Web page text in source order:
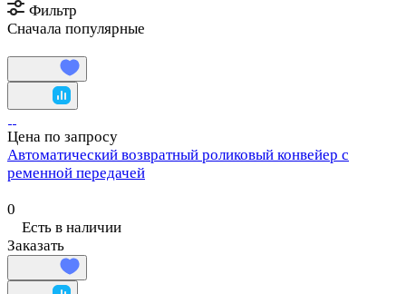
Фильтр
Сначала популярные
Цена по запросу
Автоматический возвратный роликовый конвейер с
ременной передачей
0
Есть в наличии
Заказать